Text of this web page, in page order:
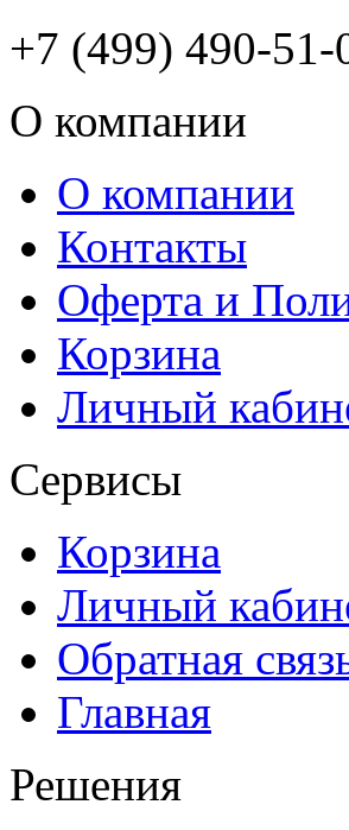
+7 (499) 490-51-
О компании
О компании
Контакты
Оферта и
Корзина
Личный
Сервисы
Корзина
Личный
Обратная
Главная
Решения